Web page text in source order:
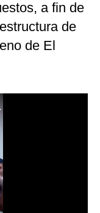
a fin de
de
de El